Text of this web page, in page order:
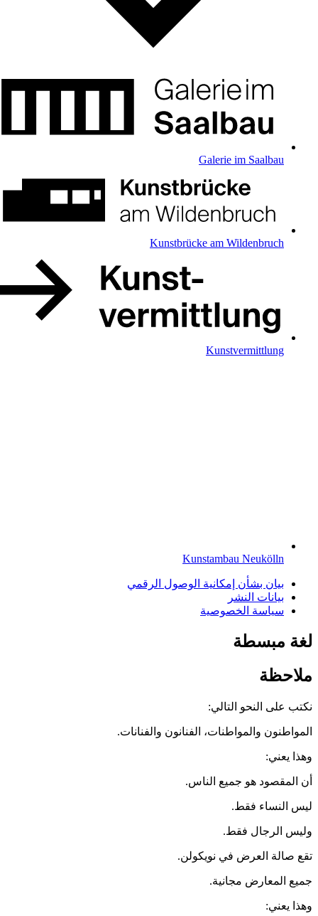
Galerie im Saalbau
Kunstbrücke am Wildenbruch
Kunstvermittlung
Kunstambau Neukölln
بيان بشأن إمكانية الوصول الرقمي
بيانات النشر
سياسة الخصوصية
لغة مبسطة
ملاحظة
نكتب على النحو التالي:
المواطنون والمواطنات، الفنانون والفنانات.
وهذا يعني:
أن المقصود هو جميع الناس.
ليس النساء فقط.
وليس الرجال فقط.
تقع صالة العرض في نويكولن.
جميع المعارض مجانية.
وهذا يعني: